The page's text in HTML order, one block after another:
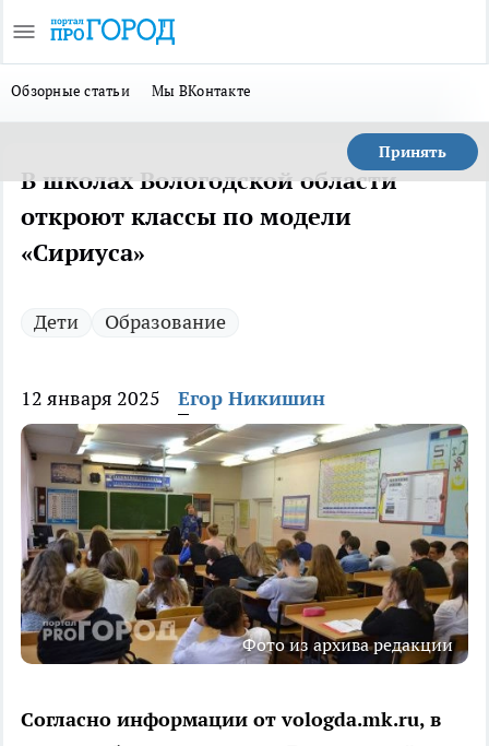
Обзорные статьи Мы ВКонтакте
Принять
В школах Вологодской области
откроют классы по модели
«Сириуса»
Дети Образование
12 января 2025 Егор Никишин
Фото из архива редакции
Согласно информации от vologda.mk.ru, в